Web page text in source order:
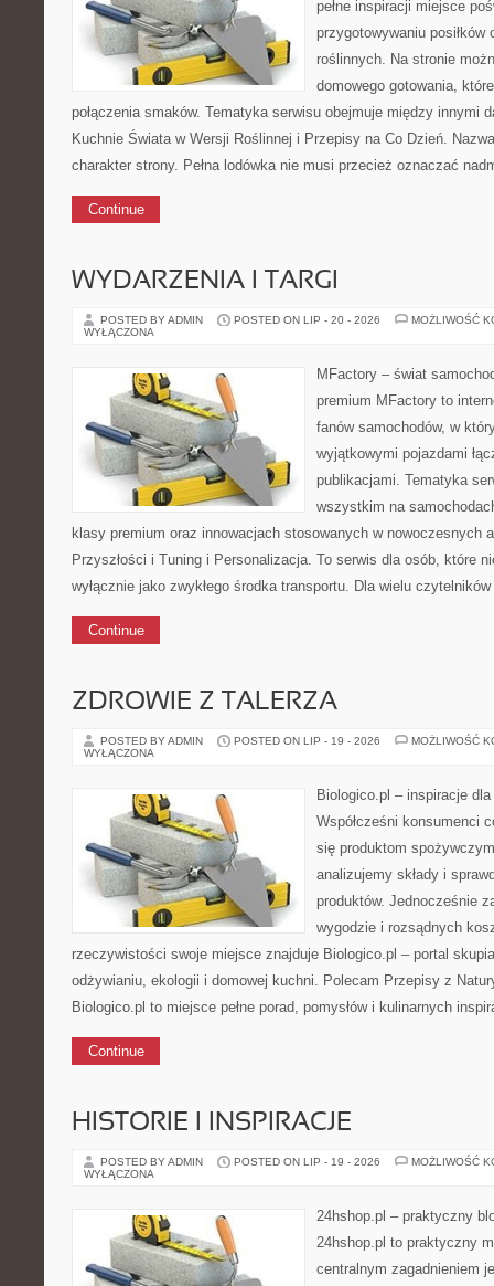
pełne inspiracji miejsce
przygotowywaniu posiłków
roślinnych. Na stronie
domowego gotowania,
połączenia smaków. Tematyka serwisu obejmuje między innymi
Kuchnie Świata w Wersji Roślinnej i Przepisy na Co Dzień.
charakter strony. Pełna lodówka nie musi przecież oznaczać
Continue
WYDARZENIA I TARGI
POSTED BY ADMIN POSTED ON LIP - 20 - 2026
MOŻLIWOŚĆ
WYŁĄCZONA
MFactory – świat
premium MFactory to
fanów samochodów, w
wyjątkowymi pojazdami
publikacjami. Tematyka
wszystkim na
klasy premium oraz innowacjach stosowanych w nowoczesnych
Przyszłości i Tuning i Personalizacja. To serwis dla osób, które
wyłącznie jako zwykłego środka transportu. Dla wielu
Continue
ZDROWIE Z TALERZA
POSTED BY ADMIN POSTED ON LIP - 19 - 2026
MOŻLIWOŚĆ
WYŁĄCZONA
Biologico.pl – inspiracje
Współcześni konsumenci
się produktom
analizujemy składy i
produktów. Jednocześnie
wygodzie i rozsądnych
rzeczywistości swoje miejsce znajduje Biologico.pl – portal
odżywianiu, ekologii i domowej kuchni. Polecam Przepisy z
Biologico.pl to miejsce pełne porad, pomysłów i kulinarnych
Continue
HISTORIE I INSPIRACJE
POSTED BY ADMIN POSTED ON LIP - 19 - 2026
MOŻLIWOŚĆ
WYŁĄCZONA
24hshop.pl – praktyczny
24hshop.pl to praktyczny
centralnym zagadnieniem